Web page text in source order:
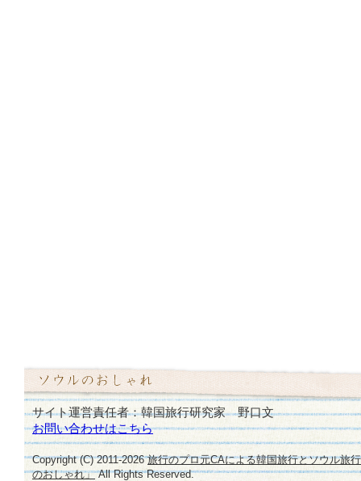
サイト運営責任者：韓国旅行研究家 野口文
お問い合わせはこちら
Copyright (C) 2011-2026旅行のプロ元CAによる韓国旅行とソウル旅
のおしゃれ」All Rights Reserved.